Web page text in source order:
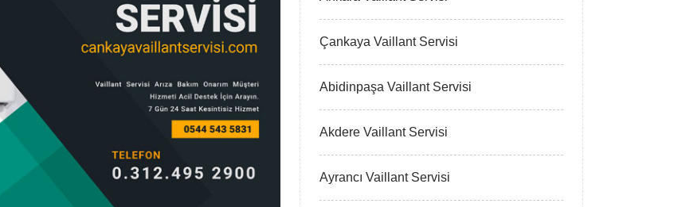
Çankaya Vaillant Servisi
Abidinpaşa Vaillant Servisi
Akdere Vaillant Servisi
Ayrancı Vaillant Servisi